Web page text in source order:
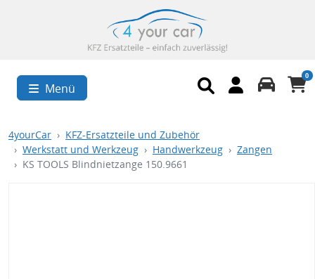
Menü
0
4yourCar
KFZ-Ersatzteile und Zubehör
Werkstatt und Werkzeug
Handwerkzeug
Zangen
KS TOOLS Blindnietzange 150.9661